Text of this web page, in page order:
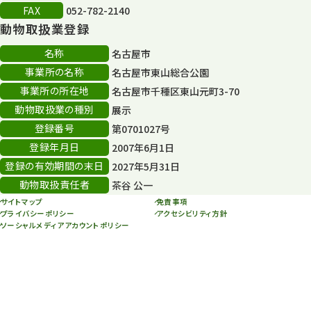
再生フォーラム
80周年
その他
その他イベント
スカイタワー
年末年始のイベント
秋まつり
FAX
052-782-2140
動物取扱業登録
名称
名古屋市
事業所の名称
名古屋市東山総合公園
事業所の所在地
名古屋市千種区東山元町3-70
動物取扱業の種別
展示
登録番号
第0701027号
登録年月日
2007年6月1日
登録の有効期間の末日
2027年5月31日
動物取扱責任者
茶谷 公一
サイトマップ
免責事項
プライバシーポリシー
アクセシビリティ方針
ソーシャルメディアアカウントポリシー